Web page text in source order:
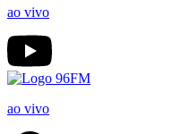
ao vivo
ao vivo